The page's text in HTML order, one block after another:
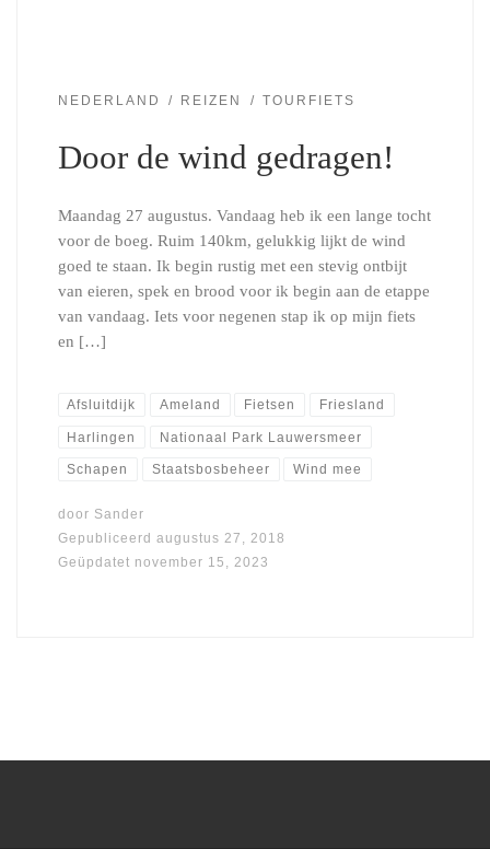
NEDERLAND REIZEN TOURFIETS
Door de wind gedragen!
Maandag 27 augustus. Vandaag heb ik een lange tocht
voor de boeg. Ruim 140km, gelukkig lijkt de wind
goed te staan. Ik begin rustig met een stevig ontbijt
van eieren, spek en brood voor ik begin aan de etappe
van vandaag. Iets voor negenen stap ik op mijn fiets
en […]
Afsluitdijk Ameland Fietsen Friesland
Harlingen Nationaal Park Lauwersmeer
Schapen Staatsbosbeheer Wind mee
door Sander
Gepubliceerd augustus 27, 2018
Geüpdatet november 15, 2023